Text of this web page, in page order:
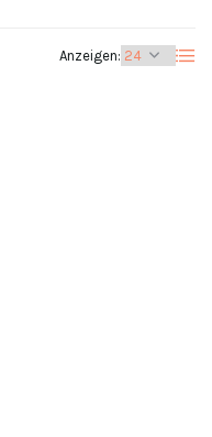
Anzeigen: